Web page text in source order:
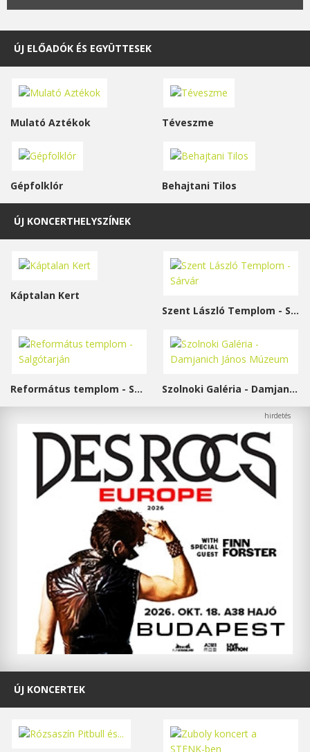
ÚJ ELŐADÓK ÉS EGYÜTTESEK
Mulató Aztékok Téveszme
Gépfolklór Behajtani Tilos
ÚJ KONCERTHELYSZÍNEK
Káptalan Kert
Szent László Templom - Sárvár
Református templom - Salgótarján Szolnoki Galéria - Damjanich János Múzeum
ÚJ KONCERTEK